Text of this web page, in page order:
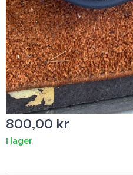
800,00 kr
I lager